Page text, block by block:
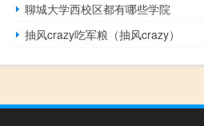
聊城大学西校区都有哪些学院
抽风crazy吃军粮（抽风crazy）